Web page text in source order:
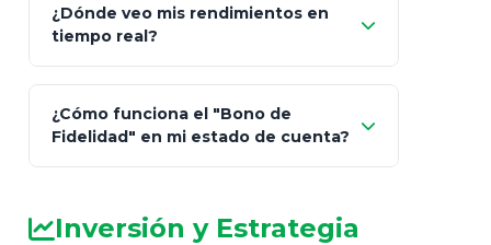
"Link
de Cobro Seguro"
¿Dónde veo mis rendimientos en
tiempo real?
¿Cómo funciona el "Bono de
Fidelidad" en mi estado de cuenta?
Inversión y Estrategia